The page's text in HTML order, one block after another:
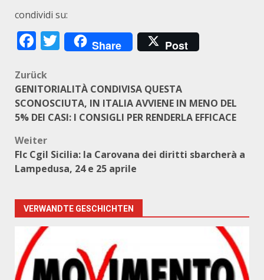
condividi su:
Facebook
Twitter
Share Post
Beitragsnavigation
Zurück
GENITORIALITÀ CONDIVISA QUESTA
SCONOSCIUTA, IN ITALIA AVVIENE IN MENO DEL
5% DEI CASI: I CONSIGLI PER RENDERLA EFFICACE
Weiter
Flc Cgil Sicilia: la Carovana dei diritti sbarcherà a
Lampedusa, 24 e 25 aprile
VERWANDTE GESCHICHTEN